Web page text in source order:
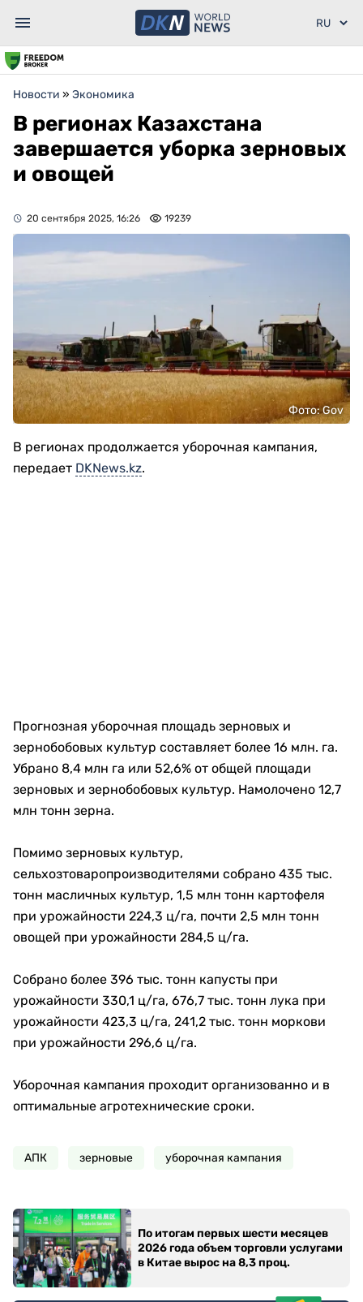
Новости » Экономика
В регионах Казахстана
завершается уборка зерновых
и овощей
20 сентября 2025, 16:26 19239
Фото: Gov
В регионах продолжается уборочная кампания,
передает DKNews.kz.
Прогнозная уборочная площадь зерновых и
зернобобовых культур составляет более 16 млн. га.
Убрано 8,4 млн га или 52,6% от общей площади
зерновых и зернобобовых культур. Намолочено 12,7
млн тонн зерна.
Помимо зерновых культур,
сельхозтоваропроизводителями собрано 435 тыс.
тонн масличных культур, 1,5 млн тонн картофеля
при урожайности 224,3 ц/га, почти 2,5 млн тонн
овощей при урожайности 284,5 ц/га.
Собрано более 396 тыс. тонн капусты при
урожайности 330,1 ц/га, 676,7 тыс. тонн лука при
урожайности 423,3 ц/га, 241,2 тыс. тонн моркови
при урожайности 296,6 ц/га.
Уборочная кампания проходит организованно и в
оптимальные агротехнические сроки.
АПК зерновые уборочная кампания
По итогам первых шести месяцев
2026 года объем торговли услугами
в Китае вырос на 8,3 проц.